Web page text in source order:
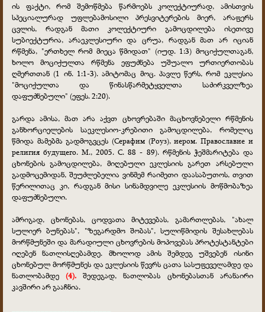
ის ფაქტი, რომ შემოწმება წარმოებს კოლექტიურად, ამისთვის
სპეციალურად უფლებამოსილი პრესვიტერების მიერ, არაფერს
ცვლის, რადგან მათი კოლექტიური გამოცდილება ისეთივე
სუბიექტურია, არაეკლესიური და ცრუა, რადგან მათ არ იციან
რწმენა, "ერთხელ რომ მიეცა წმიდათ" (იუდ. 1:3) მოციქულთაგან,
ხოლო მოციქულთა რწმენა ეფუძნება უშუალო ურთიერთობას
ღმერთთან (1 ინ. 1:1-3). ამიტომაც მოც. პავლე წერს, რომ ეკლესია
"მოციქულთა და წინასწარმეტყველთა საძირკველზეა
დაფუძნებული" (ეფეს. 2:20).
გარდა ამისა, მათ არა აქვთ ცხოვრებაში მაცხოვნებელი რწმენის
განხორციელების საეკლესიო-კრებითი გამოცდილება, რომელიც
წმიდა მამებმა გადმოგვცეს (Серафим (Роуз), иером. Православие и
религия будущего. М., 2005. С. 88 - 89). რწმენის ჭეშმარიტება და
ცხონების გამოცდილება, მიღებული ეკლესიის გარეთ არსებული
გადმოცემიდან, შეუძლებელია ვინმემ რაიმეთი დაასაბუთოს, თვით
წერილითაც კი, რადგან მისი სინამდვილე ეკლესიის მოწმობაზეა
დაფუძნებული.
ამრიგად, ცხონებას, ცოდვათა მიტევებას, გამართლებას, "ახალ
სულიერ ბუნებას", "ზეგარდმო შობას", სულიწმიდის შესახლებას
მორწმუნეში და მარადიული ცხოვრების მოპოვებას პროტესტანტები
იღებენ ნათლისღებამდე. მხოლოდ ამის შემდეგ უშვებენ ისინი
ცხონებულ მორწმუნეს და ეკლესიის წევრს ცათა სასუფეველამდე და
ნათლობამდე(4).
შედეგად, ნათლობას ცხონებასთან არანაირი
კავშირი არ გააჩნია.